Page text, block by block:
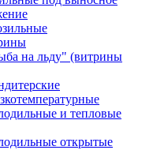
на льду" (витрины
и тепловые
открытые